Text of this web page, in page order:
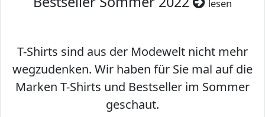
lesen
T-Shirts sind aus der Modewelt nicht mehr
wegzudenken. Wir haben für Sie mal auf die
Marken T-Shirts und Bestseller im Sommer
geschaut.